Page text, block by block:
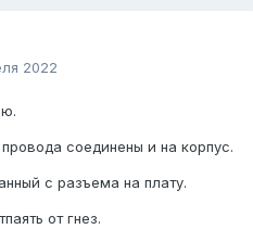
2022
соединены и на корпус.
с разъема на плату.
от гнез.